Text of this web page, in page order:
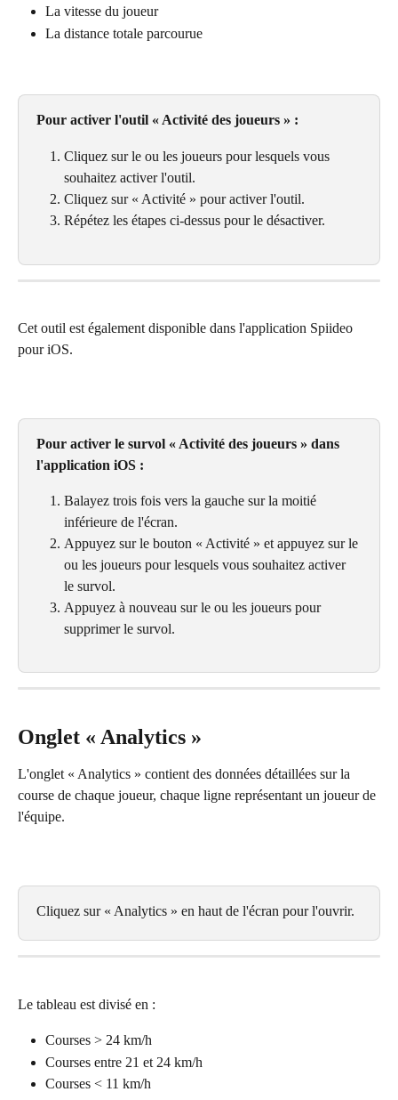
La vitesse du joueur
La distance totale parcourue
Pour activer l'outil « Activité des joueurs » :
Cliquez sur le ou les joueurs pour lesquels vous
souhaitez activer l'outil.
Cliquez sur « Activité » pour activer l'outil.
Répétez les étapes ci-dessus pour le désactiver.
Cet outil est également disponible dans l'application Spiideo
pour iOS.
Pour activer le survol « Activité des joueurs » dans
l'application iOS :
Balayez trois fois vers la gauche sur la moitié
inférieure de l'écran.
Appuyez sur le bouton « Activité » et appuyez sur le
ou les joueurs pour lesquels vous souhaitez activer
le survol.
Appuyez à nouveau sur le ou les joueurs pour
supprimer le survol.
Onglet « Analytics »
L'onglet « Analytics » contient des données détaillées sur la
course de chaque joueur, chaque ligne représentant un joueur de
l'équipe.
Cliquez sur « Analytics » en haut de l'écran pour l'ouvrir.
Le tableau est divisé en :
Courses > 24 km/h
Courses entre 21 et 24 km/h
Courses < 11 km/h